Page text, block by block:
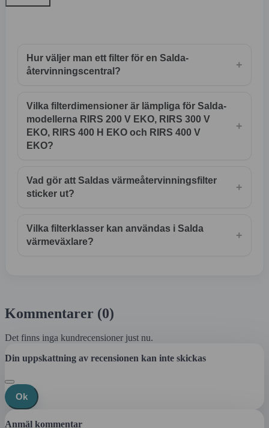
Hur väljer man ett filter för en Salda-
återvinningscentral?
+
Vilka filterdimensioner är lämpliga för Salda-
modellerna RIRS 200 V EKO, RIRS 300 V
EKO, RIRS 400 H EKO och RIRS 400 V
EKO?
+
Vad gör att Saldas värmeåtervinningsfilter
sticker ut?
+
Vilka filterklasser kan användas i Salda
värmeväxlare?
+
Kommentarer (0)
Det finns inga kundrecensioner just nu.
Din uppskattning av recensionen kan inte skickas
Ok
Anmäl kommentar